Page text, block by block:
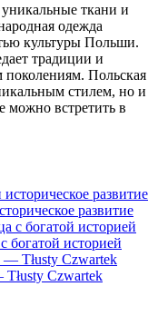
ткани и
одежда
культуры Польши.
традиции и
Польская
стилем, но и
можно встретить в
развитие
богатой историей
Czwartek